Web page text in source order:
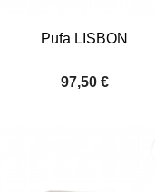
Pufa LISBON
97,50 €
Quick view